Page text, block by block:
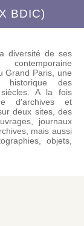
BDIC)
diversité de ses
Grand Paris, une
historique des
A la fois
d'archives et
deux sites, des
journaux
mais aussi
objets,